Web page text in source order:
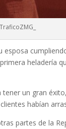
heladería
un gran
habían
partes de la